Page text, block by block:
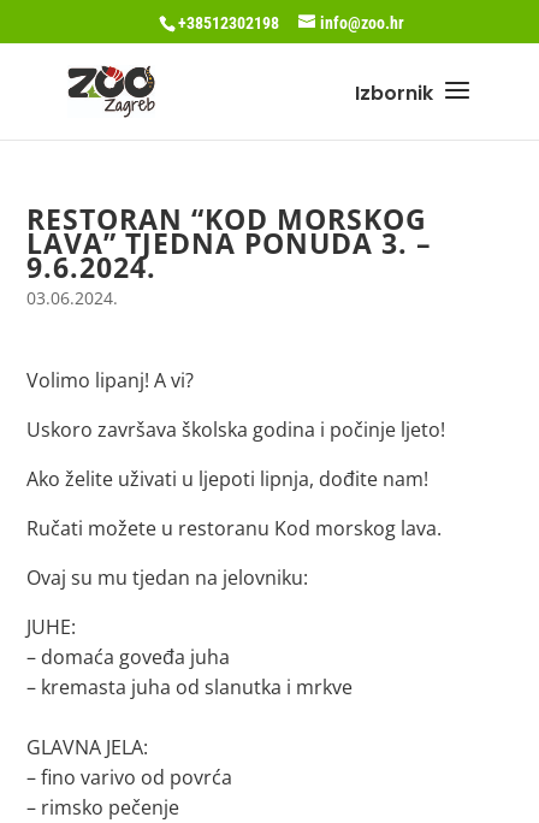
+38512302198 info@zoo.hr
RESTORAN “KOD MORSKOG
LAVA” TJEDNA PONUDA 3. –
9.6.2024.
03.06.2024.
Volimo lipanj! A vi?
Uskoro završava školska godina i počinje ljeto!
Ako želite uživati u ljepoti lipnja, dođite nam!
Ručati možete u restoranu Kod morskog lava.
Ovaj su mu tjedan na jelovniku:
JUHE:
– domaća goveđa juha
– kremasta juha od slanutka i mrkve
GLAVNA JELA:
– fino varivo od povrća
– rimsko pečenje